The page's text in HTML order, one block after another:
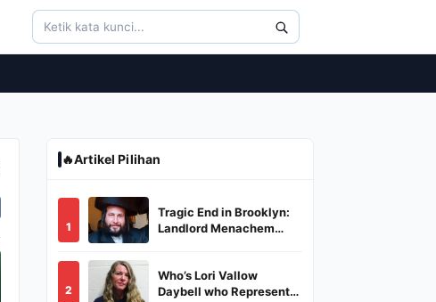
🔥Artikel Pilihan
1
Tragic End in Brooklyn:
Landlord Menachem
Burned in a Dumpster
2
Who’s Lori Vallow
Daybell who Represents